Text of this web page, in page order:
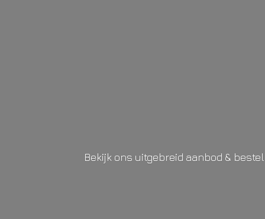
Bekijk ons uitgebreid aanbod & bestel